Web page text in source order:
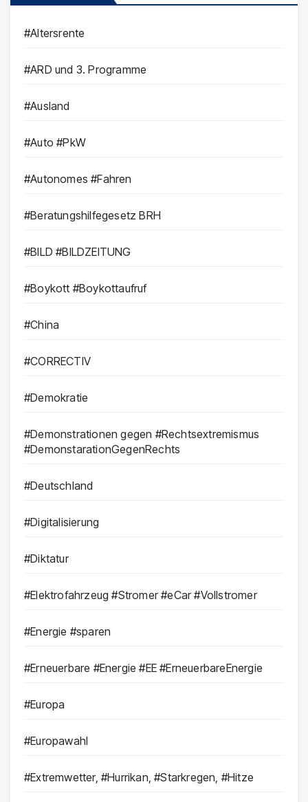
#Altersrente
#ARD und 3. Programme
#Ausland
#Auto #PkW
#Autonomes #Fahren
#Beratungshilfegesetz BRH
#BILD #BILDZEITUNG
#Boykott #Boykottaufruf
#China
#CORRECTIV
#Demokratie
#Demonstrationen gegen #Rechtsextremismus
#DemonstarationGegenRechts
#Deutschland
#Digitalisierung
#Diktatur
#Elektrofahrzeug #Stromer #eCar #Vollstromer
#Energie #sparen
#Erneuerbare #Energie #EE #ErneuerbareEnergie
#Europa
#Europawahl
#Extremwetter, #Hurrikan, #Starkregen, #Hitze